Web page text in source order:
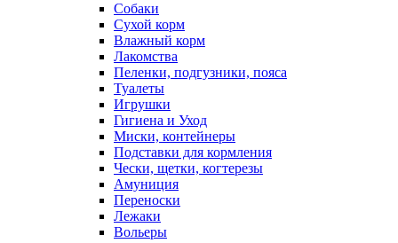
Собаки
Сухой корм
Влажный корм
Лакомства
Пеленки, подгузники, пояса
Туалеты
Игрушки
Гигиена и Уход
Миски, контейнеры
Подставки для кормления
Чески, щетки, когтерезы
Амуниция
Переноски
Лежаки
Вольеры